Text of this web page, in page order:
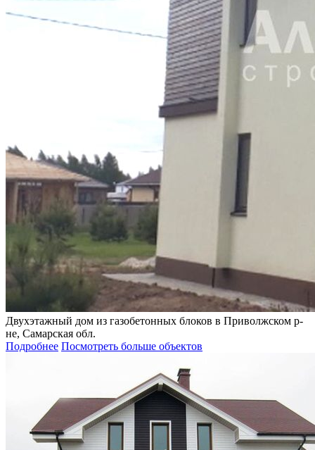
Двухэтажный дом из газобетонных блоков в Приволжском р-
не, Самарская обл.
Подробнее Посмотреть больше объектов